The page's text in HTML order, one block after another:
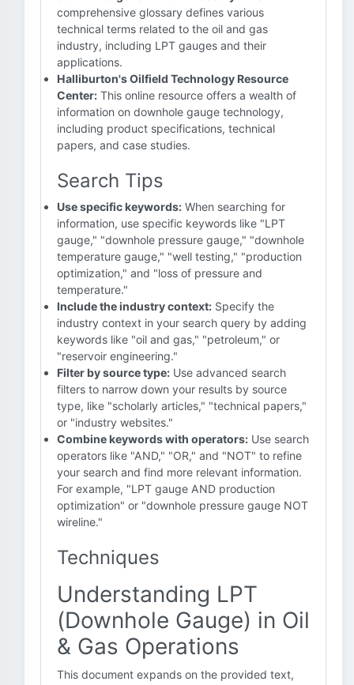
comprehensive glossary defines various
technical terms related to the oil and gas
industry, including LPT gauges and their
applications.
Halliburton's Oilfield Technology Resource
Center: This online resource offers a wealth of
information on downhole gauge technology,
including product specifications, technical
papers, and case studies.
Search Tips
Use specific keywords: When searching for
information, use specific keywords like "LPT
gauge," "downhole pressure gauge," "downhole
temperature gauge," "well testing," "production
optimization," and "loss of pressure and
temperature."
Include the industry context: Specify the
industry context in your search query by adding
keywords like "oil and gas," "petroleum," or
"reservoir engineering."
Filter by source type: Use advanced search
filters to narrow down your results by source
type, like "scholarly articles," "technical papers,"
or "industry websites."
Combine keywords with operators: Use search
operators like "AND," "OR," and "NOT" to refine
your search and find more relevant information.
For example, "LPT gauge AND production
optimization" or "downhole pressure gauge NOT
wireline."
Techniques
Understanding LPT
(Downhole Gauge) in Oil
& Gas Operations
This document expands on the provided text,